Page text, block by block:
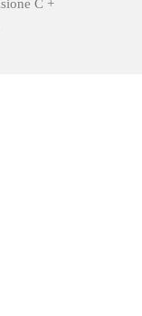
C +